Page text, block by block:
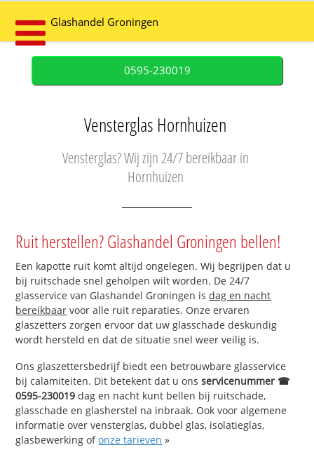
Glashandel Groningen
0595-230019
Vensterglas Hornhuizen
Vensterglas? Wij zijn 24/7 bereikbaar in
Hornhuizen
Ruit herstellen? Glashandel Groningen bellen!
Een kapotte ruit komt altijd ongelegen. Wij begrijpen dat u
bij ruitschade snel geholpen wilt worden. De 24/7
glasservice van Glashandel Groningen isdag en nacht
bereikbaar voor alle ruit reparaties. Onze ervaren
glaszetters zorgen ervoor dat uw glasschade deskundig
wordt hersteld en dat de situatie snel weer veilig is.
Ons glaszettersbedrijf biedt een betrouwbare glasservice
bij calamiteiten. Dit betekent dat u onsservicenummer ☎
0595-230019 dag en nacht kunt bellen bij ruitschade,
glasschade en glasherstel na inbraak. Ook voor algemene
informatie over vensterglas, dubbel glas, isolatieglas,
glasbewerking ofonze tarieven »